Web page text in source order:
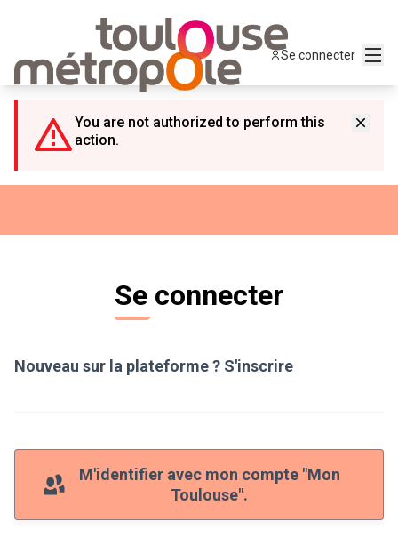
Se connecter
You are not authorized to perform this
action.
Se connecter
Nouveau sur la plateforme ? S'inscrire
M'identifier avec mon compte "Mon
Toulouse".